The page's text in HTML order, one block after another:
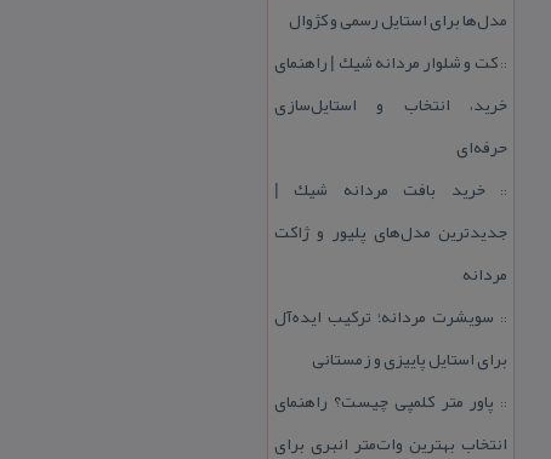
مدل‌ها برای استایل رسمی و كژوال
::كت و شلوار مردانه شیك | راهنمای
خرید، انتخاب و استایل‌سازی
حرفه‌ای
::خرید بافت مردانه شیك |
جدیدترین مدل‌های پلیور و ژاكت
مردانه
:: سویشرت مردانه؛ تركیب ایده‌آل
برای استایل پاییزی و زمستانی
:: پاور متر كلمپی چیست؟ راهنمای
انتخاب بهترین وات‌متر انبری برای